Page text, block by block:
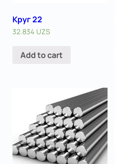
Круг 22
32.834 UZS
Add to cart